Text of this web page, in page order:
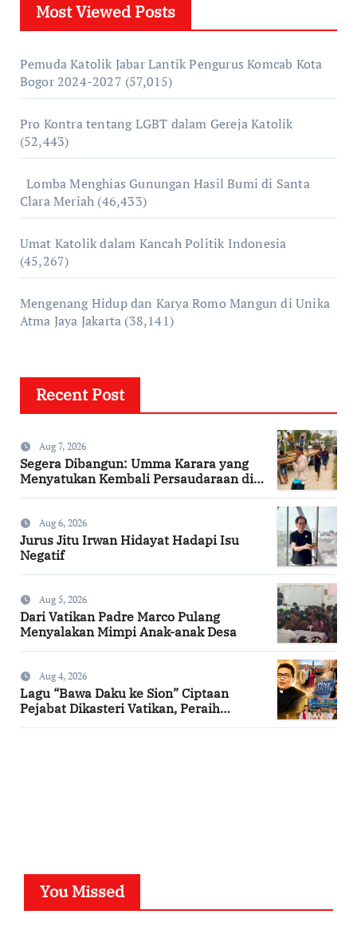
Most Viewed Posts
Pemuda Katolik Jabar Lantik Pengurus Komcab Kota
Bogor 2024-2027 (57,015)
Pro Kontra tentang LGBT dalam Gereja Katolik
(52,443)
Lomba Menghias Gunungan Hasil Bumi di Santa
Clara Meriah (46,433)
Umat Katolik dalam Kancah Politik Indonesia
(45,267)
Mengenang Hidup dan Karya Romo Mangun di Unika
Atma Jaya Jakarta (38,141)
Recent Post
Aug 7, 2026
Segera Dibangun: Umma Karara yang
Menyatukan Kembali Persaudaraan di
Aug 6, 2026
Jurus Jitu Irwan Hidayat Hadapi Isu
Negatif
Aug 5, 2026
Dari Vatikan Padre Marco Pulang
Menyalakan Mimpi Anak-anak Desa
Aug 4, 2026
Lagu “Bawa Daku ke Sion” Ciptaan
Pejabat Dikasteri Vatikan, Peraih
You Missed